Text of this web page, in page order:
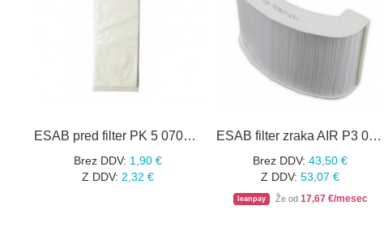
ESAB pred filter PK 5 0700002310 za SENTINEL A50 AIR
Brez DDV: 1,90 €
Z DDV: 2,32 €
ESAB filter zraka AIR P3 0700002309 za SENTINEL A50 AIR
Brez DDV: 43,50 €
Z DDV: 53,07 €
leanpay Že od 17,67 €/mesec